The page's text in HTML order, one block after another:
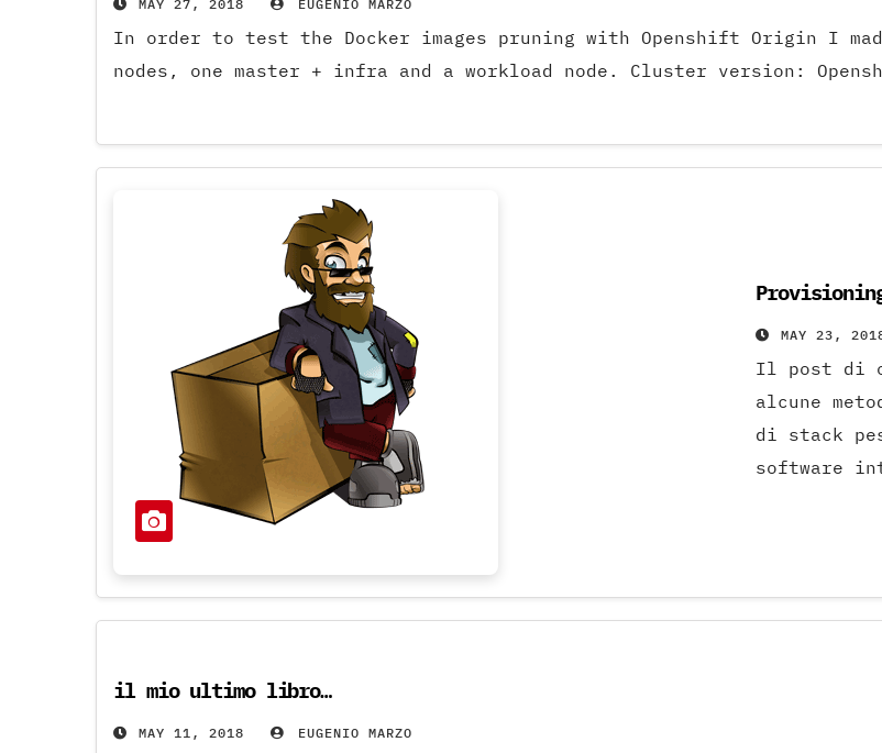
MAY 27, 2018 EUGENIO MARZO
In order to test the Docker images pruning with Openshift Origin I
nodes, one master + infra and a workload node. Cluster version:
MAY 23,
Il post di
alcune
di stack
software
il mio ultimo libro…
MAY 11, 2018 EUGENIO MARZO